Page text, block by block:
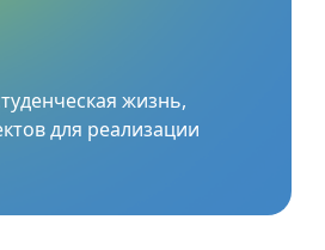
жизнь,
для реализации